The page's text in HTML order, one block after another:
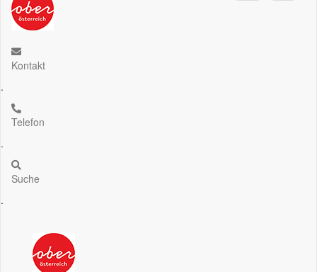
Kontakt
.
Telefon
.
Suche
.